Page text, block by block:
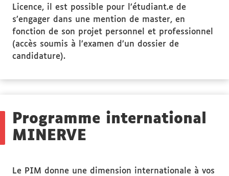
Licence, il est possible pour l’étudiant.e de
s’engager dans une mention de master, en
fonction de son projet personnel et professionnel
(accès soumis à l’examen d’un dossier de
candidature).
Programme international
MINERVE
Le PIM donne une dimension internationale à vos